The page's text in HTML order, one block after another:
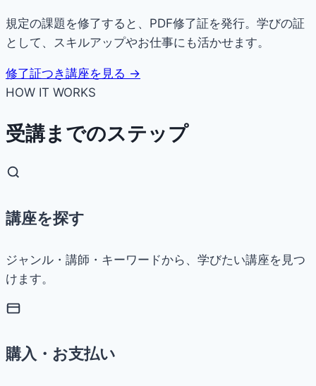
規定の課題を修了すると、PDF修了証を発行。学びの証
として、スキルアップやお仕事にも活かせます。
修了証つき講座を見る →
HOW IT WORKS
受講までのステップ
講座を探す
ジャンル・講師・キーワードから、学びたい講座を見つ
けます。
購入・お支払い